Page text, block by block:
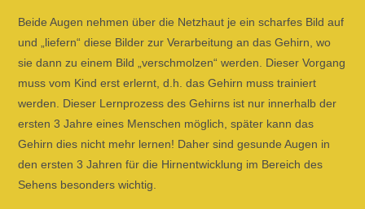
Beide Augen nehmen über die Netzhaut je ein scharfes Bild auf
und „liefern“ diese Bilder zur Verarbeitung an das Gehirn, wo
sie dann zu einem Bild „verschmolzen“ werden. Dieser Vorgang
muss vom Kind erst erlernt, d.h. das Gehirn muss trainiert
werden. Dieser Lernprozess des Gehirns ist nur innerhalb der
ersten 3 Jahre eines Menschen möglich, später kann das
Gehirn dies nicht mehr lernen! Daher sind gesunde Augen in
den ersten 3 Jahren für die Hirnentwicklung im Bereich des
Sehens besonders wichtig.